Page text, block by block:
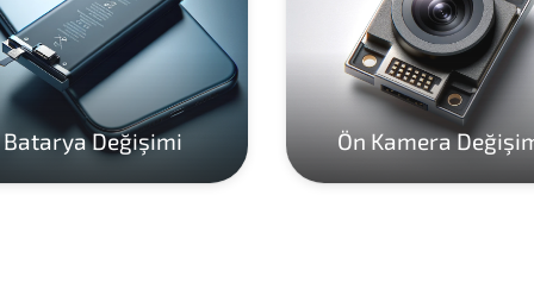
Batarya Değişimi Ön Kamera